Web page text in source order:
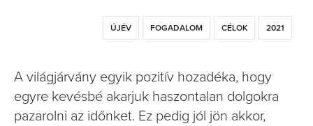
ÚJÉV FOGADALOM CÉLOK 2021
A világjárvány egyik pozitív hozadéka, hogy
egyre kevésbé akarjuk haszontalan dolgokra
pazarolni az időnket. Ez pedig jól jön akkor,